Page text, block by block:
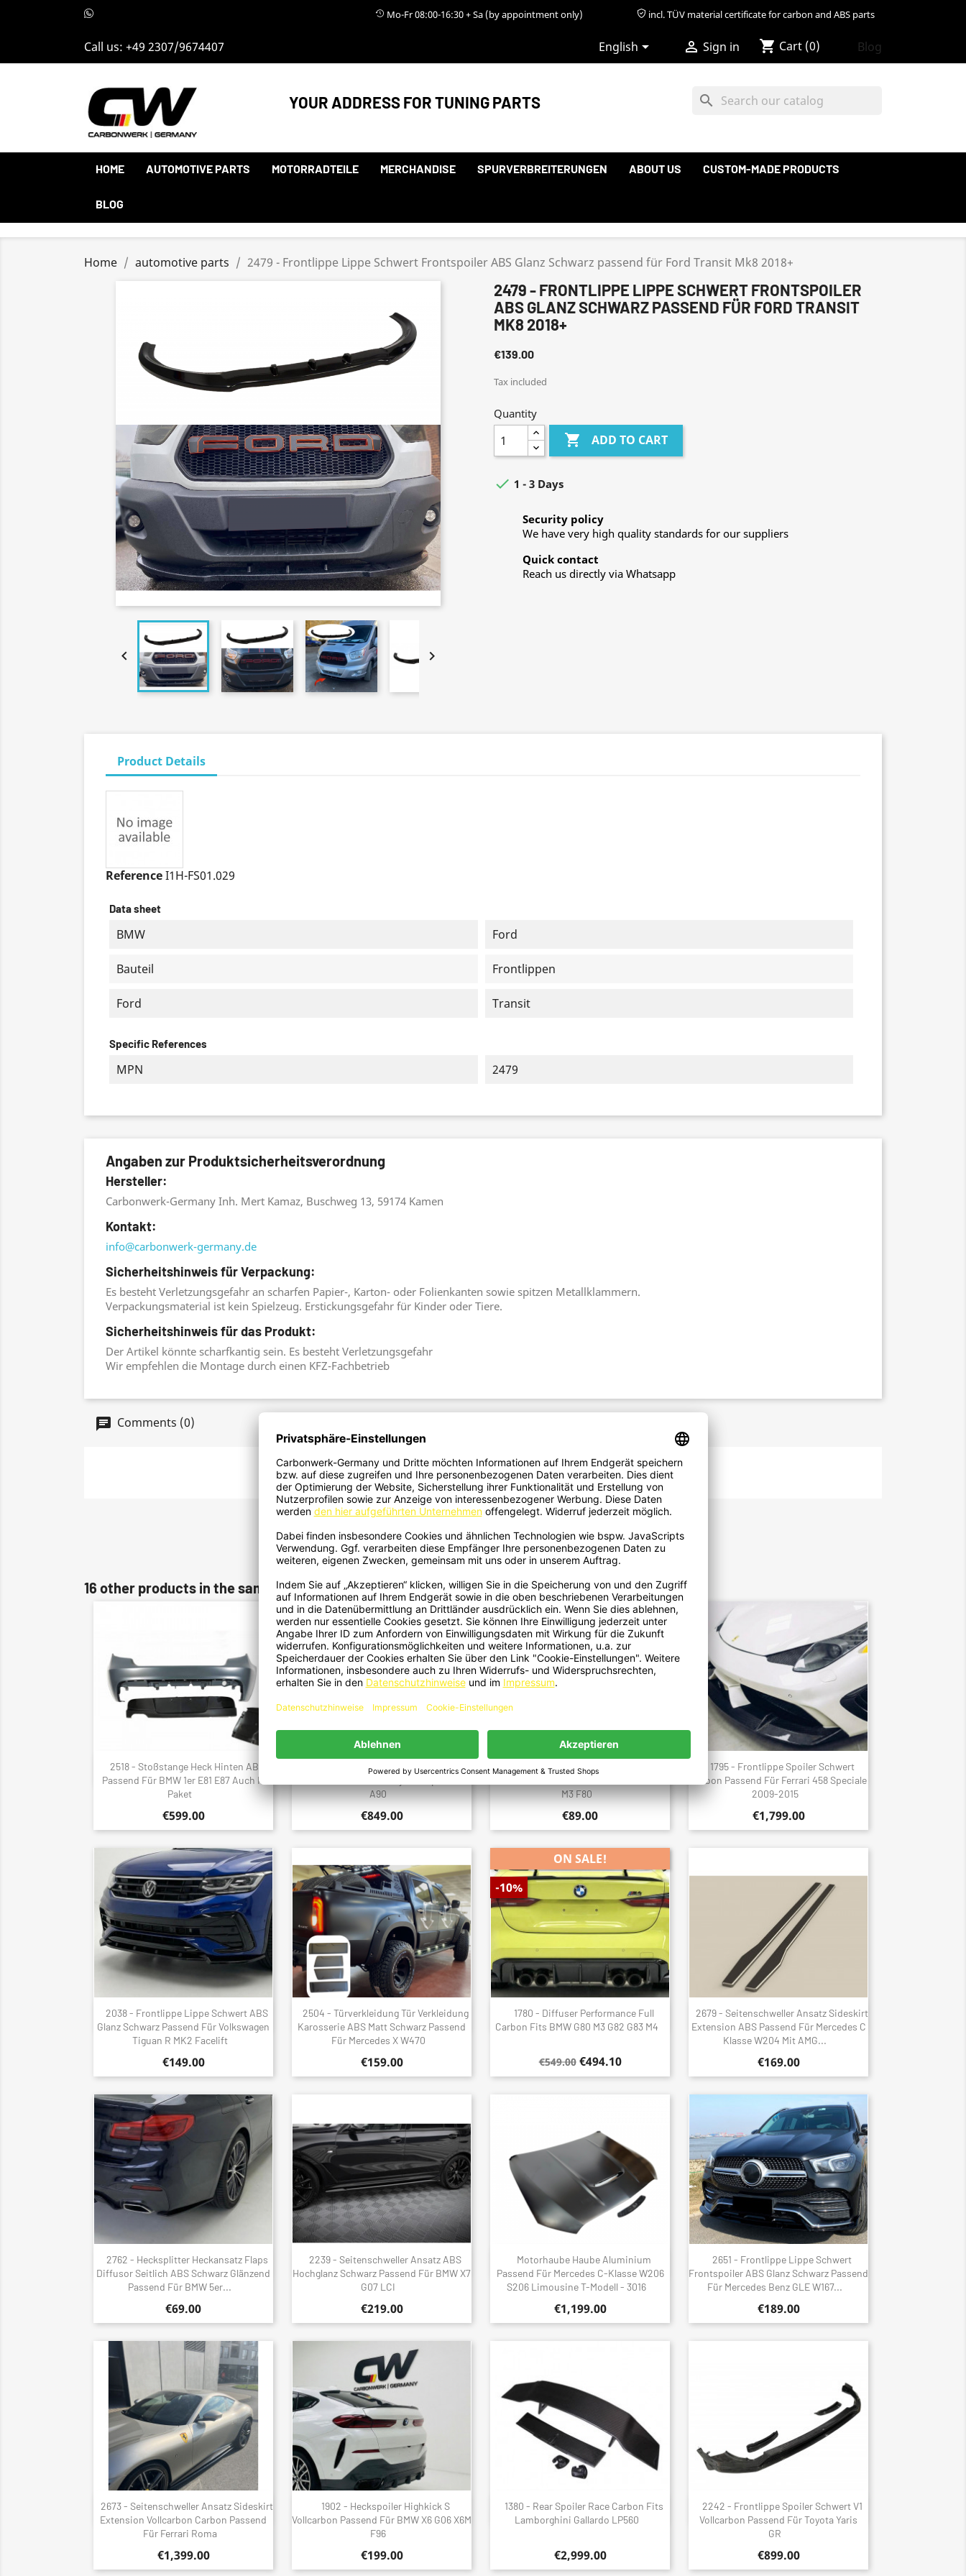
Mo-Fr 08:00-16:30 + Sa (by appointment only) incl. TÜV material certificate for carbon and ABS parts
Call us: +49 2307/9674407 English  Sign in shopping_cart Cart (0) Blog
YOUR ADDRESS FOR TUNING PARTS search
HOME AUTOMOTIVE PARTS MOTORRADTEILE MERCHANDISE SPURVERBREITERUNGEN ABOUT US CUSTOM-MADE PRODUCTS
BLOG
Home automotive parts 2479 - Frontlippe Lippe Schwert Frontspoiler ABS Glanz Schwarz passend für Ford Transit Mk8 2018+
 
2479 - FRONTLIPPE LIPPE SCHWERT FRONTSPOILER
ABS GLANZ SCHWARZ PASSEND FÜR FORD TRANSIT
MK8 2018+
€139.00
Tax included
Quantity
 ADD TO CART
 1 - 3 Days
Security policy
We have very high quality standards for our suppliers
Quick contact
Reach us directly via Whatsapp
Product Details
ReferenceI1H-FS01.029
Data sheet
BMW Ford
Bauteil Frontlippen
Ford Transit
Specific References
MPN 2479
Angaben zur Produktsicherheitsverordnung
Hersteller:
Carbonwerk-Germany Inh. Mert Kamaz, Buschweg 13, 59174 Kamen
Kontakt:
info@carbonwerk-germany.de
Sicherheitshinweis für Verpackung:
Es besteht Verletzungsgefahr an scharfen Papier-, Karton- oder Folienkanten sowie spitzen Metallklammern.
Verpackungsmaterial ist kein Spielzeug. Erstickungsgefahr für Kinder oder Tiere.
Sicherheitshinweis für das Produkt:
Der Artikel könnte scharfkantig sein. Es besteht Verletzungsgefahr
Wir empfehlen die Montage durch einen KFZ-Fachbetrieb
Comments (0)
No customer reviews for the moment.
16 other products in the same category:
2518 - Stoßstange Heck Hinten ABS
Passend Für BMW 1er E81 E87 Auch M
Paket
€599.00
Quick view
2341 - Frontlippe Spoiler Schwert V3
A90
€849.00
Quick view
2053 - Dachspoiler Spoiler ABS Glanz
Schwarz Passend Für BMW 3er F30 Und
M3 F80
€89.00
Quick view
1795 - Frontlippe Spoiler Schwert
Carbon Passend Für Ferrari 458 Speciale
2009-2015
€1,799.00
Quick view
2038 - Frontlippe Lippe Schwert ABS
Glanz Schwarz Passend Für Volkswagen
Tiguan R MK2 Facelift
€149.00
Quick view
2504 - Türverkleidung Tür Verkleidung
Karosserie ABS Matt Schwarz Passend
Für Mercedes X W470
€159.00
Quick view
1780 - Diffuser Performance Full
Carbon Fits BMW G80 M3 G82 G83 M4
€549.00 €494.10
ON SALE!
-10%
Quick view
2679 - Seitenschweller Ansatz Sideskirt
Extension ABS Passend Für Mercedes C
Klasse W204 Mit AMG...
€169.00
Quick view
2762 - Hecksplitter Heckansatz Flaps
Diffusor Seitlich ABS Schwarz Glänzend
Passend Für BMW 5er...
€69.00
Quick view
2239 - Seitenschweller Ansatz ABS
Hochglanz Schwarz Passend Für BMW X7
G07 LCI
€219.00
Quick view
Motorhaube Haube Aluminium
Passend Für Mercedes C-Klasse W206
S206 Limousine T-Modell - 3016
€1,199.00
Quick view
2651 - Frontlippe Lippe Schwert
Frontspoiler ABS Glanz Schwarz Passend
Für Mercedes Benz GLE W167...
€189.00
Quick view
2673 - Seitenschweller Ansatz Sideskirt
Extension Vollcarbon Carbon Passend
Für Ferrari Roma
€1,399.00
Quick view
1902 - Heckspoiler Highkick S
Vollcarbon Passend Für BMW X6 G06 X6M
F96
€199.00
Quick view
1380 - Rear Spoiler Race Carbon Fits
Lamborghini Gallardo LP560
€2,999.00
Quick view
2242 - Frontlippe Spoiler Schwert V1
Vollcarbon Passend Für Toyota Yaris
GR
€899.00
Quick view